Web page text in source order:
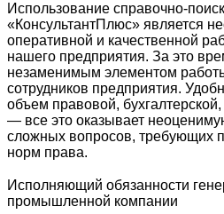
Использование справочно-
«КонсультантПлюс» является
оперативной и качественной
нашего предприятия. За это
незаменимым элементом
сотрудников предприятия.
объем правовой,
— все это оказывает
сложных вопросов, требующих
норм права.
Исполняющий обязанности
промышленной компании